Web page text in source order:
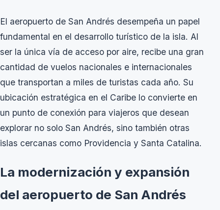
El aeropuerto de San Andrés desempeña un papel
fundamental en el desarrollo turístico de la isla. Al
ser la única vía de acceso por aire, recibe una gran
cantidad de vuelos nacionales e internacionales
que transportan a miles de turistas cada año. Su
ubicación estratégica en el Caribe lo convierte en
un punto de conexión para viajeros que desean
explorar no solo San Andrés, sino también otras
islas cercanas como Providencia y Santa Catalina.
La modernización y expansión
del aeropuerto de San Andrés